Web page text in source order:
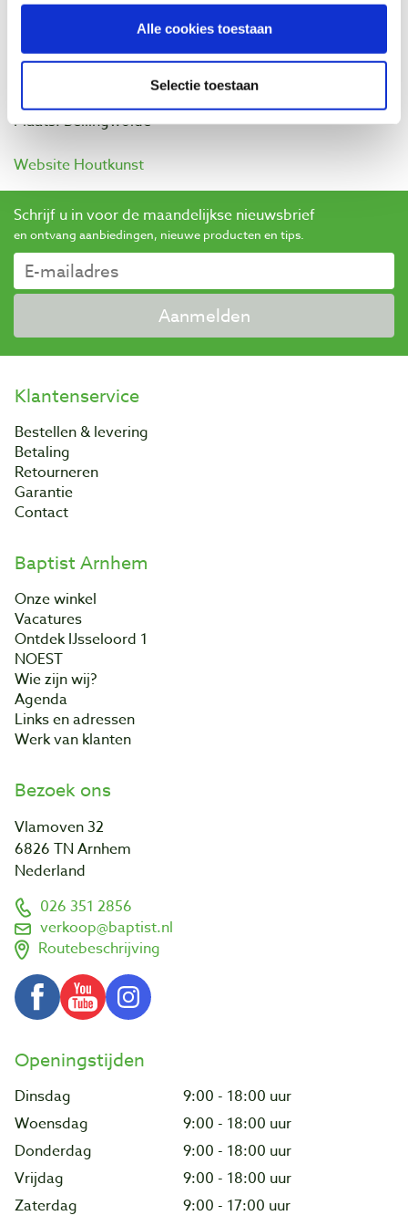
Alle cookies toestaan
Selectie toestaan
Telefoon: 0597–531599
Adres: Hoofdweg 148
Plaats: Bellingwolde
Website Houtkunst
Schrijf u in voor de maandelijkse nieuwsbrief
en ontvang aanbiedingen, nieuwe producten en tips.
Aanmelden
Klantenservice
Bestellen & levering
Betaling
Retourneren
Garantie
Contact
Baptist Arnhem
Onze winkel
Vacatures
Ontdek IJsseloord 1
NOEST
Wie zijn wij?
Agenda
Links en adressen
Werk van klanten
Bezoek ons
Vlamoven 32
6826 TN Arnhem
Nederland
026 351 2856
verkoop@baptist.nl
Routebeschrijving
Openingstijden
Dinsdag
9:00 - 18:00 uur
Woensdag
9:00 - 18:00 uur
Donderdag
9:00 - 18:00 uur
Vrijdag
9:00 - 18:00 uur
Zaterdag
9:00 - 17:00 uur